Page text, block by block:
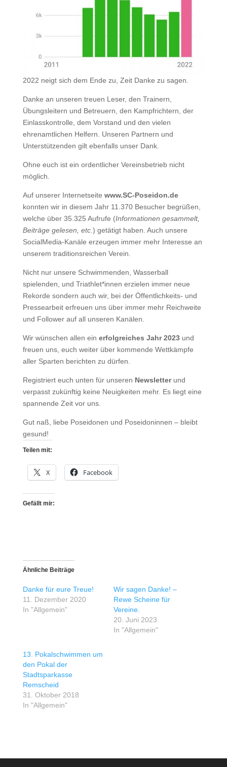
2022 neigt sich dem Ende zu, Zeit Danke zu sagen.
Danke an unseren treuen Leser, den Trainern,
Übungsleitern und Betreuern, den Kampfrichtern, der
Einlasskontrolle, dem Vorstand und den vielen
ehrenamtlichen Helfern. Unseren Partnern und
Unterstützenden gilt ebenfalls unser Dank.
Ohne euch ist ein ordentlicher Vereinsbetrieb nicht
möglich.
Auf unserer Internetseite www.SC-Poseidon.de
konnten wir in diesem Jahr 11.370 Besucher begrüßen,
welche über 35.325 Aufrufe (Informationen gesammelt,
Beiträge gelesen, etc. ) getätigt haben. Auch unsere
SocialMedia-Kanäle erzeugen immer mehr Interesse an
unserem traditionsreichen Verein.
Nicht nur unsere Schwimmenden, Wasserball
spielenden, und Triathlet*innen erzielen immer neue
Rekorde sondern auch wir, bei der Öffentlichkeits- und
Pressearbeit erfreuen uns über immer mehr Reichweite
und Follower auf all unseren Kanälen.
Wir wünschen allen ein erfolgreiches Jahr 2023und
freuen uns, euch weiter über kommende Wettkämpfe
aller Sparten berichten zu dürfen.
Registriert euch unten für unseren Newsletterund
verpasst zukünftig keine Neuigkeiten mehr. Es liegt eine
spannende Zeit vor uns.
Gut naß, liebe Poseidonen und Poseidoninnen – bleibt
gesund!
Teilen mit:
X Facebook
Gefällt mir:
Ähnliche Beiträge
Danke für eure Treue!
11. Dezember 2020
In "Allgemein"
Wir sagen Danke! –
Rewe Scheine für
Vereine.
20. Juni 2023
In "Allgemein"
13. Pokalschwimmen um
den Pokal der
Stadtsparkasse
Remscheid
31. Oktober 2018
In "Allgemein"